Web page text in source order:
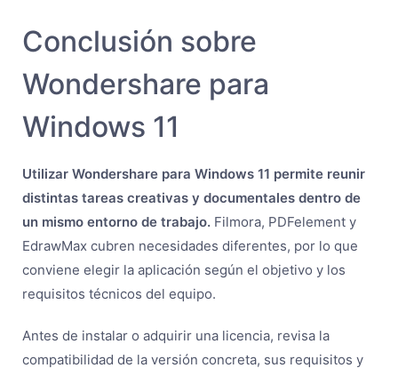
Conclusión sobre
Wondershare para
Windows 11
Utilizar Wondershare para Windows 11 permite reunir
distintas tareas creativas y documentales dentro de
un mismo entorno de trabajo. Filmora, PDFelement y
EdrawMax cubren necesidades diferentes, por lo que
conviene elegir la aplicación según el objetivo y los
requisitos técnicos del equipo.
Antes de instalar o adquirir una licencia, revisa la
compatibilidad de la versión concreta, sus requisitos y